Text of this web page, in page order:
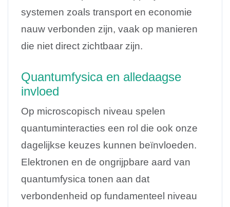
systemen zoals transport en economie
nauw verbonden zijn, vaak op manieren
die niet direct zichtbaar zijn.
Quantumfysica en alledaagse
invloed
Op microscopisch niveau spelen
quantuminteracties een rol die ook onze
dagelijkse keuzes kunnen beïnvloeden.
Elektronen en de ongrijpbare aard van
quantumfysica tonen aan dat
verbondenheid op fundamenteel niveau